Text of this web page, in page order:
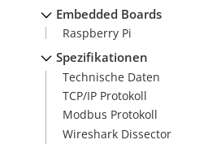
Embedded Boards
Raspberry Pi
Spezifikationen
Technische Daten
TCP/IP Protokoll
Modbus Protokoll
Wireshark Dissector